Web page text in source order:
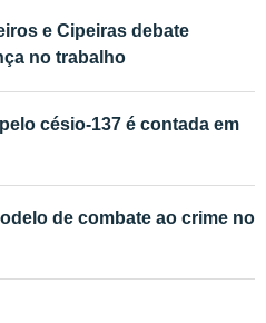
e Cipeiras debate
no trabalho
césio-137 é contada em
de combate ao crime no